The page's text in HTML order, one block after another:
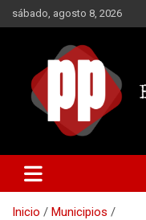
Saltar
al
sábado, agosto 8, 2026
El Podio
Inicio
Municipios